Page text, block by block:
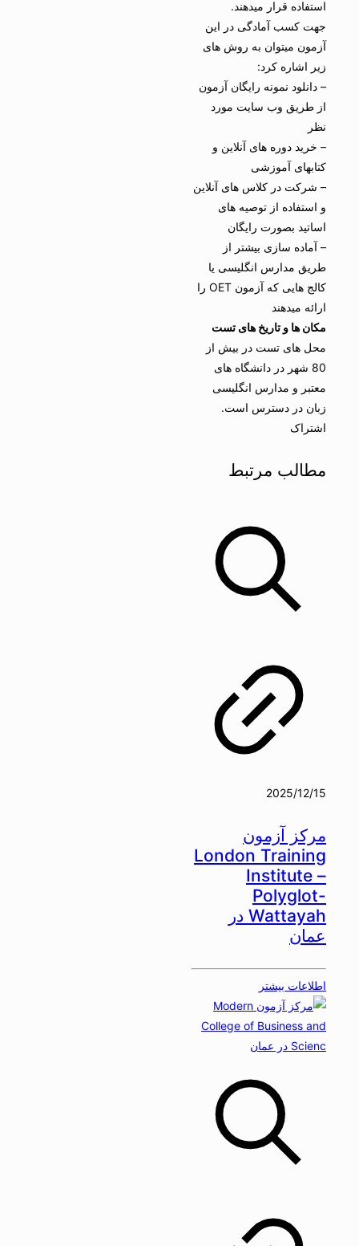
استفاده قرار میدهند.
جهت کسب آمادگی در این
آزمون میتوان به روش های
زیر اشاره کرد:
– دانلود نمونه رایگان آزمون
از طریق وب سایت مورد
نظر
– خرید دوره های آنلاین و
کتابهای آموزشی
– شرکت در کلاس های آنلاین
و استفاده از توصیه های
اساتید بصورت رایگان
– آماده سازی بیشتر از
طریق مدارس انگلیسی یا
کالج هایی که آزمون OET را
ارائه میدهند
مکان ها و تاریخ های تست
محل های تست در بیش از
80 شهر در دانشگاه های
معتبر و مدارس انگلیسی
زبان در دسترس است.
اشتراک
مطالب مرتبط
2025/12/15
مرکز آزمون
London Training
Institute –
Polyglot-
Wattayah در
عمان
اطلاعات بیشتر